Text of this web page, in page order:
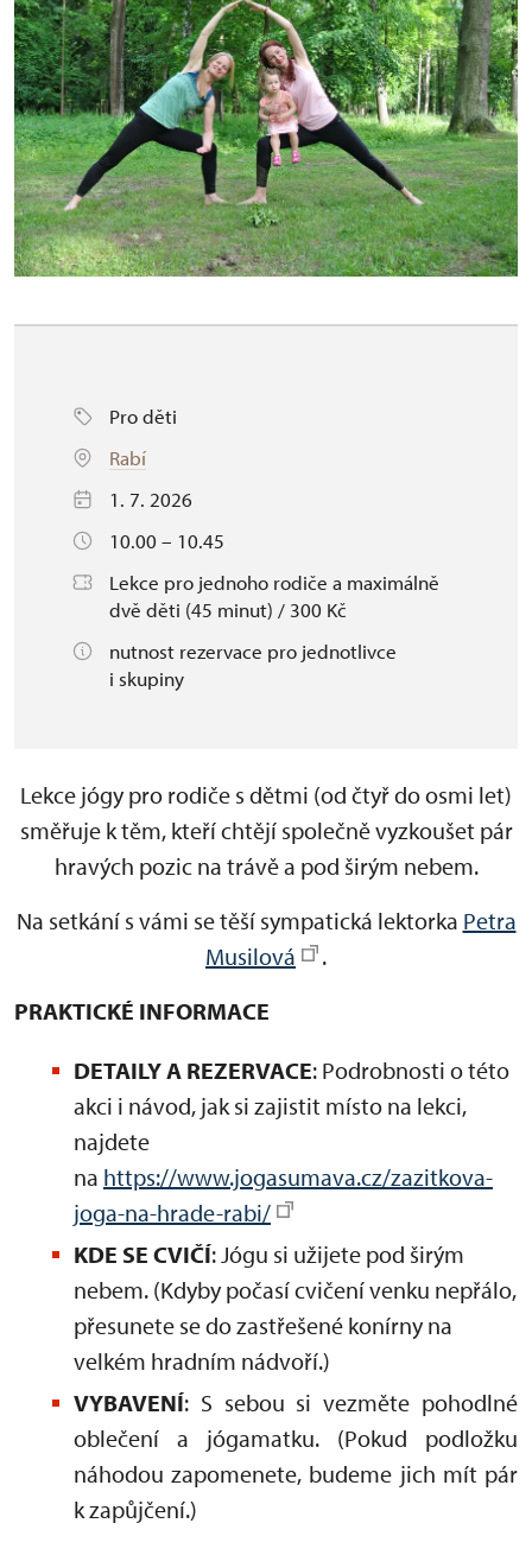
Pro děti
Rabí
1. 7. 2026
10.00 – 10.45
Lekce pro jednoho rodiče a maximálně
dvě děti (45 minut) / 300 Kč
nutnost rezervace pro jednotlivce
i skupiny
Lekce jógy pro rodiče s dětmi (od čtyř do osmi let)
směřuje k těm, kteří chtějí společně vyzkoušet pár
hravých pozic na trávě a pod širým nebem.
Na setkání s vámi se těší sympatická lektorka Petra
Musilová
.
PRAKTICKÉ INFORMACE
DETAILY A REZERVACE: Podrobnosti o této
akci i návod, jak si zajistit místo na lekci,
najdete
na https://www.jogasumava.cz/zazitkova-
joga-na-hrade-rabi/
KDE SE CVIČÍ: Jógu si užijete pod širým
nebem. (Kdyby počasí cvičení venku nepřálo,
přesunete se do zastřešené konírny na
velkém hradním nádvoří.)
VYBAVENÍ: S sebou si vezměte pohodlné
oblečení a jógamatku. (Pokud podložku
náhodou zapomenete, budeme jich mít pár
k zapůjčení.)